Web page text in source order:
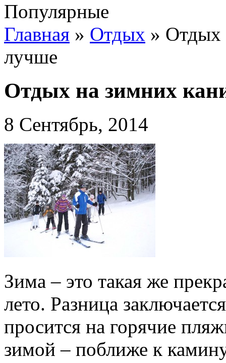
Популярные
Главная » Отдых » Отдых
лучше
Отдых на зимних
8 Сентябрь, 2014
Зима – это такая же
лето. Разница
просится на горячие
зимой – поближе к